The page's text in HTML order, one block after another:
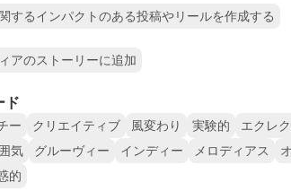
するインパクトのある投稿やリールを作成する
アのストーリーに追加
ド
ー クリエイティブ 風変わり 実験的
エクレ
気
グルーヴィー インディー メロディアス
的